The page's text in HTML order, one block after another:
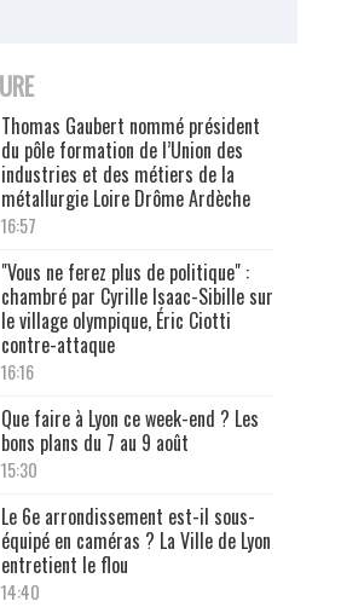
Thomas Gaubert nommé président
du pôle formation de l’Union des
industries et des métiers de la
métallurgie Loire Drôme Ardèche
16:57
"Vous ne ferez plus de politique" :
chambré par Cyrille Isaac-Sibille sur
le village olympique, Éric Ciotti
contre-attaque
16:16
Que faire à Lyon ce week-end ? Les
bons plans du 7 au 9 août
15:30
Le 6e arrondissement est-il sous-
équipé en caméras ? La Ville de Lyon
entretient le flou
14:40